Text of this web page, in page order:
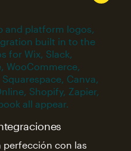
perfección con las